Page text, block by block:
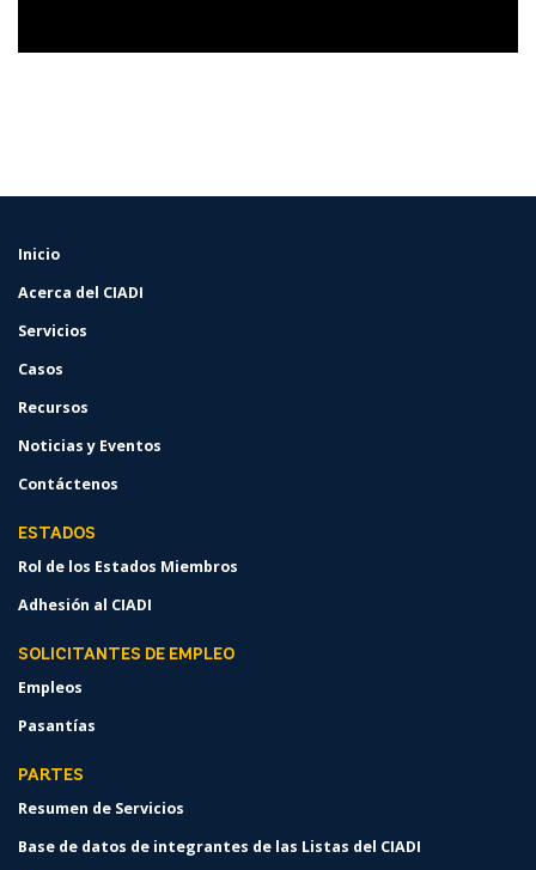
FOOTER
Inicio
Acerca del CIADI
Servicios
Casos
Recursos
Noticias y Eventos
Contáctenos
ESTADOS
Rol de los Estados Miembros
Adhesión al CIADI
SOLICITANTES DE EMPLEO
Empleos
Pasantías
PARTES
Resumen de Servicios
Base de datos de integrantes de las Listas del CIADI